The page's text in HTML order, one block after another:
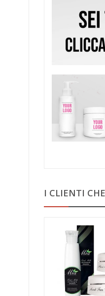
I CLIENTI